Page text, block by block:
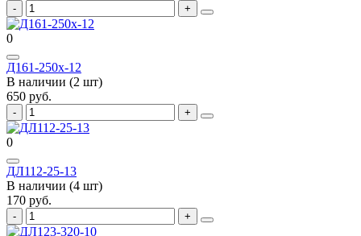
0
Д161-250х-12
В наличии (2 шт)
650 руб.
0
ДЛ112-25-13
В наличии (4 шт)
170 руб.